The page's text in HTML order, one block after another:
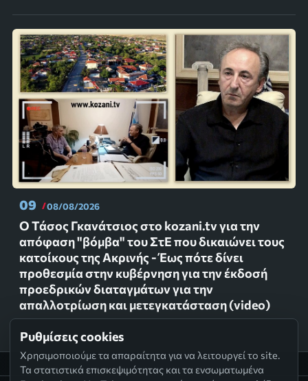
09 08/08/2026
Ο Τάσος Γκανάτσιος στο kozani.tv για την
απόφαση "βόμβα" του ΣτΕ που δικαιώνει τους
κατοίκους της Ακρινής - Έως πότε δίνει
προθεσμία στην κυβέρνηση για την έκδοσή
προεδρικών διαταγμάτων για την
απαλλοτρίωση και μετεγκατάσταση (video)
Ρυθμίσεις cookies
Χρησιμοποιούμε τα απαραίτητα για να λειτουργεί το site.
Τα στατιστικά επισκεψιμότητας και τα ενσωματωμένα